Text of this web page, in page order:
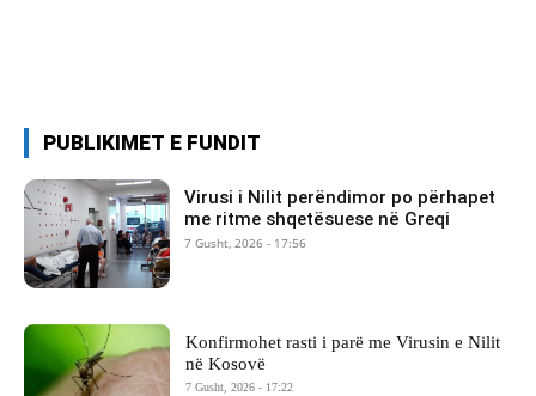
PUBLIKIMET E FUNDIT
Virusi i Nilit perëndimor po përhapet
me ritme shqetësuese në Greqi
7 Gusht, 2026 - 17:56
Konfirmohet rasti i parë me Virusin e Nilit
në Kosovë
7 Gusht, 2026 - 17:22